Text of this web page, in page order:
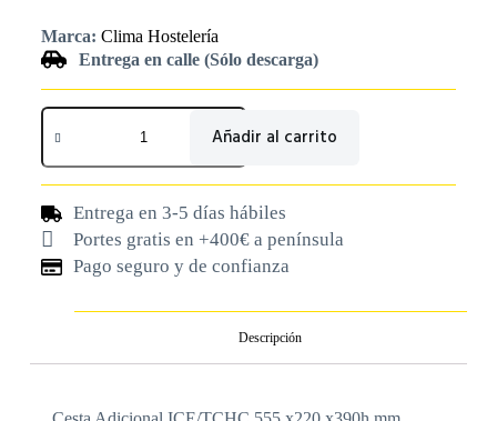
Marca: Clima Hostelería
Entrega en calle (Sólo descarga)
Añadir al carrito
Entrega en 3-5 días hábiles
Portes gratis en +400€ a península
Pago seguro y de confianza
Descripción